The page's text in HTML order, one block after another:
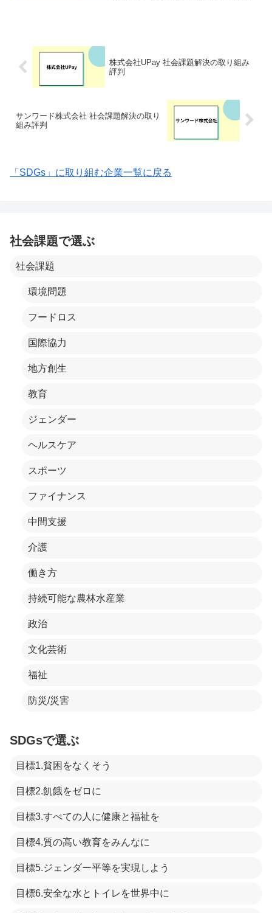
株式会社UPay 社会課題解決の取り組み
評判
サンワード株式会社 社会課題解決の取り
組み評判
「SDGs」に取り組む企業一覧に戻る
社会課題で選ぶ
社会課題
環境問題
フードロス
国際協力
地方創生
教育
ジェンダー
ヘルスケア
スポーツ
ファイナンス
中間支援
介護
働き方
持続可能な農林水産業
政治
文化芸術
福祉
防災/災害
SDGsで選ぶ
目標1.貧困をなくそう
目標2.飢餓をゼロに
目標3.すべての人に健康と福祉を
目標4.質の高い教育をみんなに
目標5.ジェンダー平等を実現しよう
目標6.安全な水とトイレを世界中に